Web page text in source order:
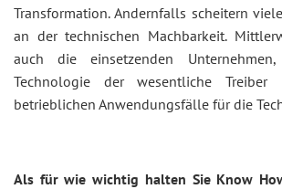
Transformation. Andernfalls scheitern
an der technischen Machbarkeit.
auch die einsetzenden
Technologie der wesentliche
betrieblichen Anwendungsfälle für die
Als für wie wichtig halten Sie Know